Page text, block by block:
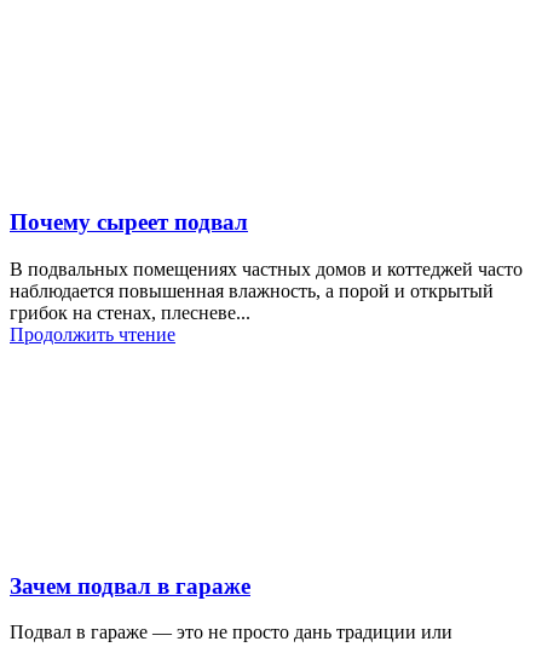
Почему сыреет подвал
В подвальных помещениях частных домов и коттеджей часто
наблюдается повышенная влажность, а порой и открытый
грибок на стенах, плесневе...
Продолжить чтение
Зачем подвал в гараже
Подвал в гараже — это не просто дань традиции или